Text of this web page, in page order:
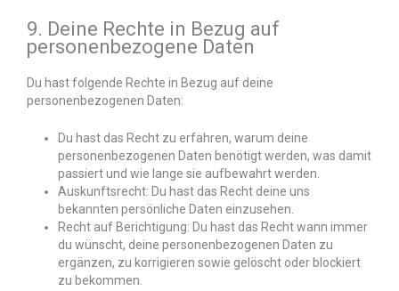
9. Deine Rechte in Bezug auf
personenbezogene Daten
Du hast folgende Rechte in Bezug auf deine
personenbezogenen Daten:
Du hast das Recht zu erfahren, warum deine
personenbezogenen Daten benötigt werden, was damit
passiert und wie lange sie aufbewahrt werden.
Auskunftsrecht: Du hast das Recht deine uns
bekannten persönliche Daten einzusehen.
Recht auf Berichtigung: Du hast das Recht wann immer
du wünscht, deine personenbezogenen Daten zu
ergänzen, zu korrigieren sowie gelöscht oder blockiert
zu bekommen.